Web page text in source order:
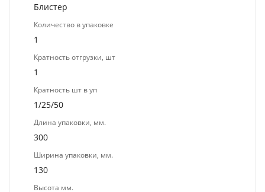
Блистер
Количество в упаковке
1
Кратность отгрузки, шт
1
Кратность шт в уп
1/25/50
Длина упаковки, мм.
300
Ширина упаковки, мм.
130
Высота мм.